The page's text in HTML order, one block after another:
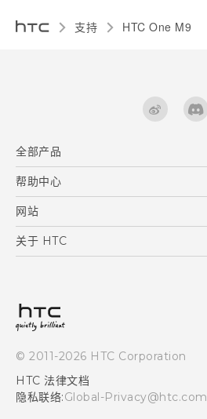
支持 HTC One M9‎
全部产品
区块链智能手机
VIVE
帮助中心
在线客服
支援与服务
产品保固说明
网站
HTC Dev
关于 HTC
投资人
产品安全
加入HTC
© 2011-2026 HTC Corporation
HTC 法律文档
隐私联络:Global-Privacy@htc.com